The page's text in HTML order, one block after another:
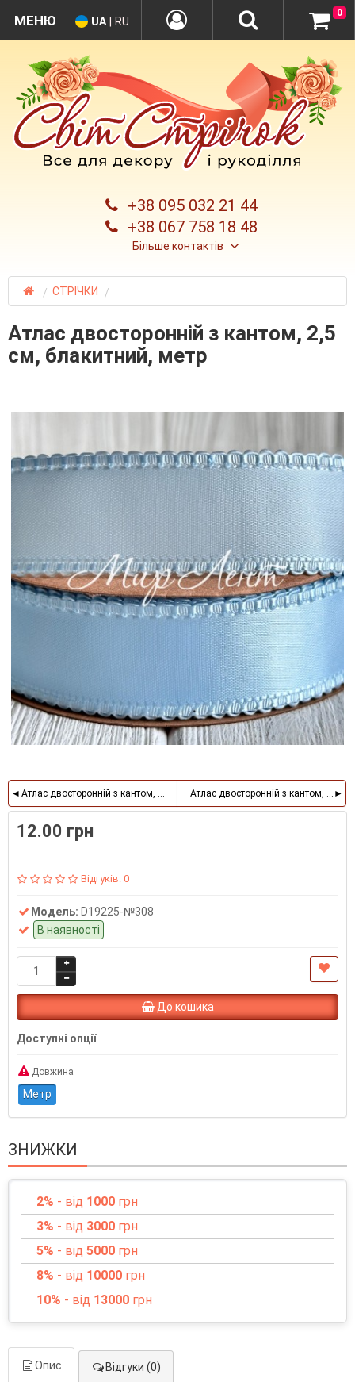
+38 095 032 21 44
+38 067 758 18 48
Більше контактів
UA RU
0
СТРІЧКИ
Атлас двосторонній з кантом, 2,5
см, блакитний, метр
Атлас двосторонній з кантом, 2,5 см, бургунді, метрАтлас двосторонній з кантом, 2,5
12.00 грн
Відгуків: 0
Модель: D19225-№308
В наявності
До кошика
Доступні опції
Довжина
Метр
ЗНИЖКИ
2% - від 1000 грн
3% - від 3000 грн
5% - від 5000 грн
8% - від 10000 грн
10% - від 13000 грн
Опис Відгуки (0)